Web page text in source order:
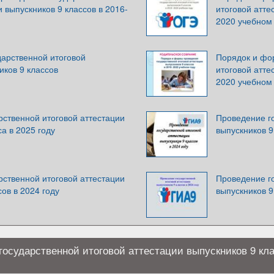
выпускников 9 классов в 2016-
итоговой
2020 учебном
итоговой
9 классов
Порядок и
итоговой
2020 учебном
итоговой аттестации
в 2025 году
Проведение
выпускников
итоговой аттестации
в 2024 году
Проведение
выпускников
итоговой аттестации выпускников 9